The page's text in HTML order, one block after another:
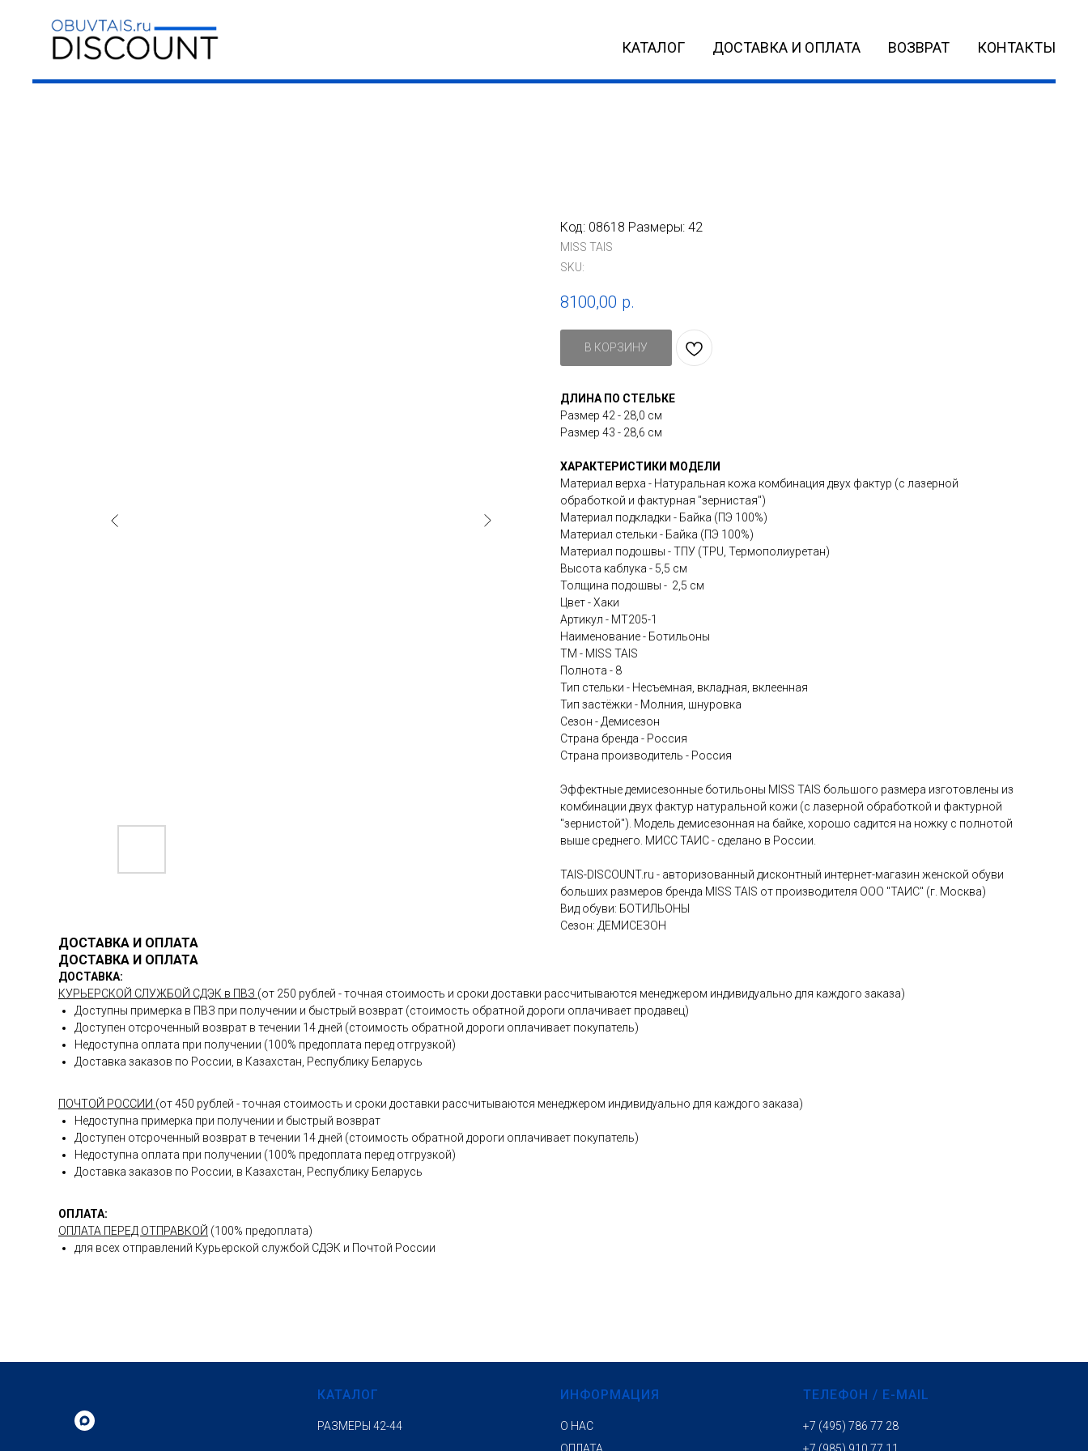
КАТАЛОГ ДОСТАВКА И ОПЛАТА ВОЗВРАТ КОНТАКТЫ
Код: 08618 Размеры: 42
MISS TAIS
SKU:
8100,00 р.
В КОРЗИНУ
ДЛИНА ПО СТЕЛЬКЕ
Размер 42 - 28,0 см
Размер 43 - 28,6 см
ХАРАКТЕРИСТИКИ МОДЕЛИ
Материал верха - Натуральная кожа комбинация двух фактур (с лазерной
обработкой и фактурная "зернистая")
Материал подкладки - Байка (ПЭ 100%)
Материал стельки - Байка (ПЭ 100%)
Материал подошвы - ТПУ (TPU, Термополиуретан)
Высота каблука - 5,5 см
Толщина подошвы - 2,5 см
Цвет - Хаки
Артикул - MT205-1
Наименование - Ботильоны
ТМ - MISS TAIS
Полнота - 8
Тип стельки - Несъемная, вкладная, вклеенная
Тип застёжки - Молния, шнуровка
Сезон - Демисезон
Страна бренда - Россия
Страна производитель - Россия
Эффектные демисезонные ботильоны MISS TAIS большого размера изготовлены из
комбинации двух фактур натуральной кожи (с лазерной обработкой и фактурной
"зернистой"). Модель демисезонная на байке, хорошо садится на ножку с полнотой
выше среднего. МИСС ТАИС - сделано в России.
TAIS-DISCOUNT.ru - авторизованный дисконтный интернет-магазин женской обуви
больших размеров бренда MISS TAIS от производителя ООО "ТАИС" (г. Москва)
Вид обуви: БОТИЛЬОНЫ
Сезон: ДЕМИСЕЗОН
ДОСТАВКА И ОПЛАТА
ДОСТАВКА И ОПЛАТА
ДОСТАВКА:
КУРЬЕРСКОЙ СЛУЖБОЙ СДЭК в ПВЗ (от 250 рублей - точная стоимость и сроки доставки рассчитываются менеджером индивидуально для каждого заказа)
Доступны примерка в ПВЗ при получении и быстрый возврат (стоимость обратной дороги оплачивает продавец)
Доступен отсроченный возврат в течении 14 дней (стоимость обратной дороги оплачивает покупатель)
Недоступна оплата при получении (100% предоплата перед отгрузкой)
Доставка заказов по России, в Казахстан, Республику Беларусь
ПОЧТОЙ РОССИИ (от 450 рублей - точная стоимость и сроки доставки рассчитываются менеджером индивидуально для каждого заказа)
Недоступна примерка при получении и быстрый возврат
Доступен отсроченный возврат в течении 14 дней (стоимость обратной дороги оплачивает покупатель)
Недоступна оплата при получении (100% предоплата перед отгрузкой)
Доставка заказов по России, в Казахстан, Республику Беларусь
ОПЛАТА:
ОПЛАТА ПЕРЕД ОТПРАВКОЙ (100% предоплата)
для всех отправлений Курьерской службой СДЭК и Почтой России
КАТАЛОГ
РАЗМЕРЫ 42-44
ИНФОРМАЦИЯ
О НАС
ТЕЛЕФОН / E-MAIL
+7 (495) 786 77 28